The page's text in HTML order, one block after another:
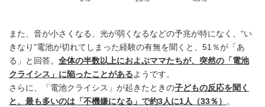
また、音が小さくなる、光が弱くなるなどの予兆が特になく、“い
きなり”電池が切れてしまった経験の有無を聞くと、51％が「あ
る」と回答。 全体の半数以上におよぶママたちが、突然の「電池
クライシス」に陥ったことがあるようです。
さらに、「電池クライシス」が起きたときの子どもの反応を聞く
と、最も多いのは「不機嫌になる」で約3人に1人（33％） 。